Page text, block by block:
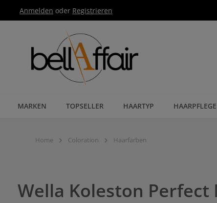
Hauptnavigation springen
Anmelden oder Registrieren
MARKEN TOPSELLER HAARTYP HAARPFLEGE
Home Coloration Haarfarben
Wella Koleston Perfect